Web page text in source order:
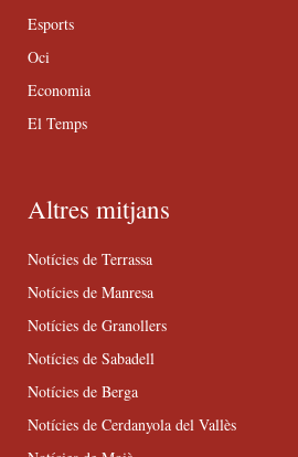
Esports
Oci
Economia
El Temps
Altres mitjans
Notícies de Terrassa
Notícies de Manresa
Notícies de Granollers
Notícies de Sabadell
Notícies de Berga
Notícies de Cerdanyola del Vallès